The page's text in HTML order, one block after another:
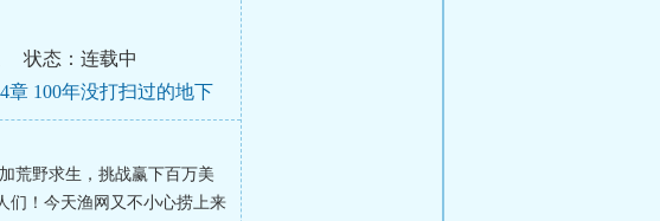
状态：连载中
章 100年没打扫过的地下
曜变天目！
荒野求生，挑战赢下百万美
们！今天渔网又不小心捞上来